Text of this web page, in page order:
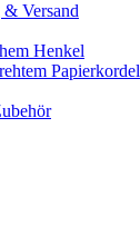
Versand
Henkel
Papierkordel